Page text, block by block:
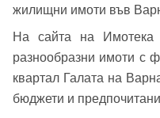
или
жилищни имоти във
На сайта на Имотека
разнообразни имоти с
квартал Галата на
бюджети и